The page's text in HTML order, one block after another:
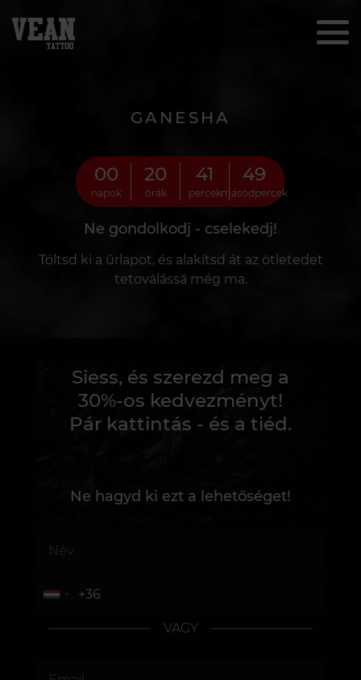
GANESHA
00
napok
20
órák
41
percek
48
másodpercek
Ne gondolkodj - cselekedj!
Töltsd ki a űrlapot, és alakítsd át az ötletedet
tetoválássá még ma.
Siess, és szerezd meg a
30%-os kedvezményt!
Pár kattintás - és a tiéd.
Ne hagyd ki ezt a lehetőséget!
VAGY